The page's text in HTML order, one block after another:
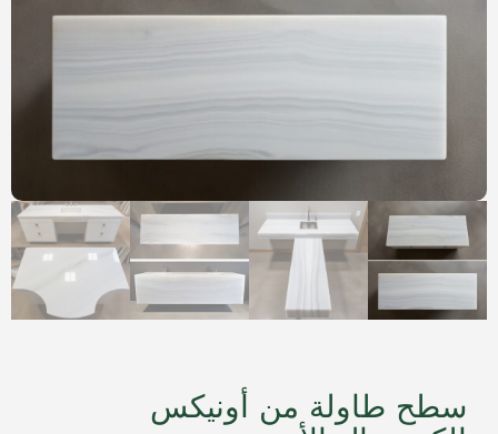
سطح طاولة من أونيكس